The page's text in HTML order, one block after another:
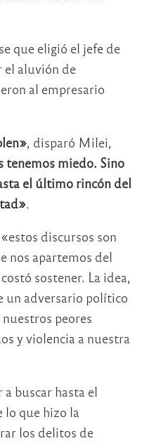
que eligió el jefe de
el aluvión de
al empresario
, disparó Milei,
tenemos miedo. Sino
el último rincón del
.
discursos son
nos apartemos del
sostener. La idea,
un adversario político
peores
y violencia a nuestra
a buscar hasta el
que hizo la
los delitos de